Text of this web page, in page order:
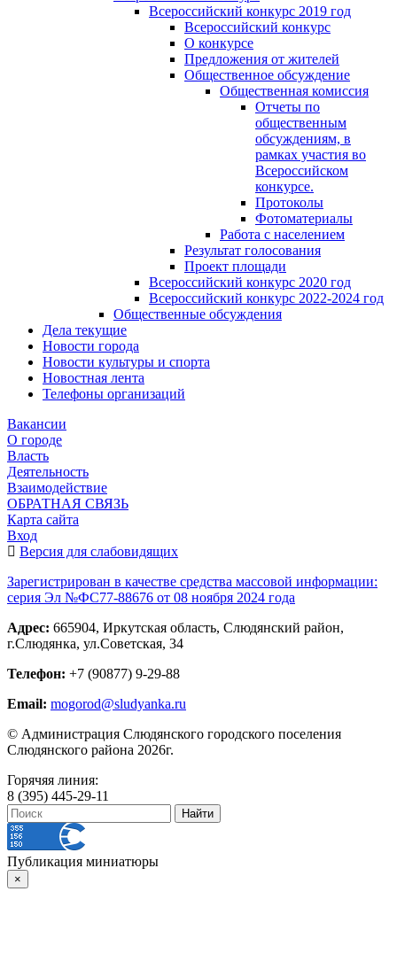
Всероссийский конкурс 2019 год
Всероссийский конкурс
О конкурсе
Предложения от жителей
Общественное обсуждение
Общественная комиссия
Отчеты по
общественным
обсуждениям, в
рамках участия во
Всероссийском
конкурсе.
Протоколы
Фотоматериалы
Работа с населением
Результат голосования
Проект площади
Всероссийский конкурс 2020 год
Всероссийский конкурс 2022-2024 год
Общественные обсуждения
Дела текущие
Новости города
Новости культуры и спорта
Новостная лента
Телефоны организаций
Вакансии
О городе
Власть
Деятельность
Взаимодействие
ОБРАТНАЯ СВЯЗЬ
Карта сайта
Вход
Версия для слабовидящих
Зарегистрирован в качестве средства массовой информации:
серия Эл №ФС77-88676 от 08 ноября 2024 года
Адрес: 665904, Иркутская область, Слюдянский район,
г.Слюдянка, ул.Советская, 34
Телефон: +7 (90877) 9-29-88
Email: mogorod@sludyanka.ru
© Администрация Слюдянского городского поселения
Слюдянского района 2026г.
Горячяя линия:
8 (395) 445-29-11
Публикация миниатюры
×